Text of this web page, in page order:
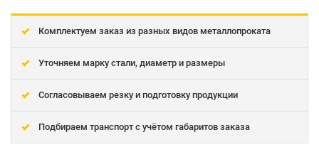
Комплектуем заказ из разных видов металлопроката
Уточняем марку стали, диаметр и размеры
Согласовываем резку и подготовку продукции
Подбираем транспорт с учётом габаритов заказа